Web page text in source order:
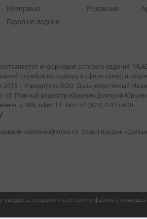
сохраненные cookie-файлы с
Интервью
Город на ладони
Редакция
информация сетевого издания
службой по надзору в сфере связи,
2018 г. Учредитель ООО "Дальневосточный
13. Главный редактор Юркевич Дмитрий
д.20А, офис 13. Тел.: +7 (423) 2-415-600.
vladnews@inbox.ru. Отдел продаж